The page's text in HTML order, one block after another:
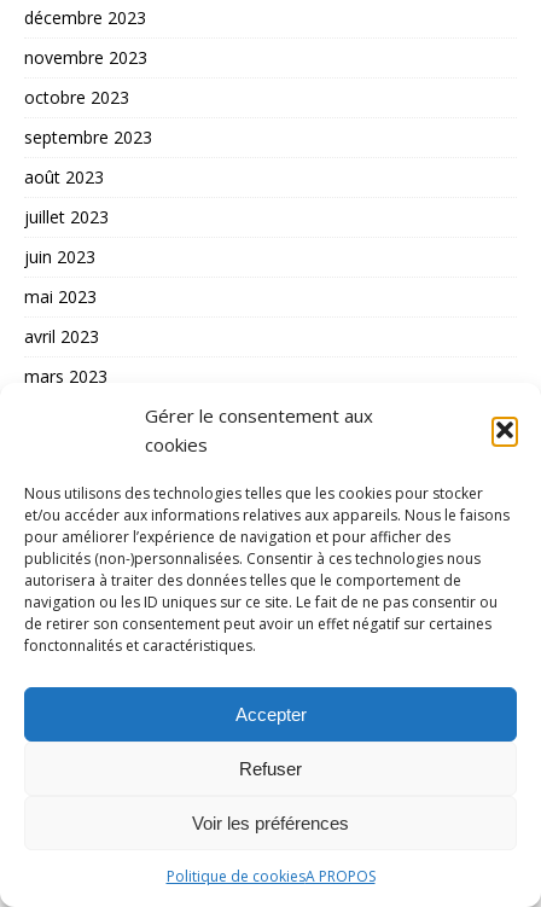
Gérer le consentement aux
cookies
Nous utilisons des technologies telles que les cookies pour stocker
et/ou accéder aux informations relatives aux appareils. Nous le faisons
pour améliorer l’expérience de navigation et pour afficher des
publicités (non-)personnalisées. Consentir à ces technologies nous
autorisera à traiter des données telles que le comportement de
navigation ou les ID uniques sur ce site. Le fait de ne pas consentir ou
de retirer son consentement peut avoir un effet négatif sur certaines
fonctonnalités et caractéristiques.
Accepter
Refuser
Voir les préférences
Politique de cookiesA PROPOS
décembre 2023
novembre 2023
octobre 2023
septembre 2023
août 2023
juillet 2023
juin 2023
mai 2023
avril 2023
mars 2023
décembre 2022
novembre 2022
octobre 2022
septembre 2022
août 2022
juillet 2022
juin 2022